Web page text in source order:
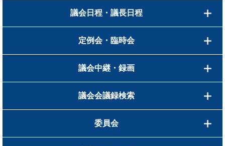
議会日程・議長日程
定例会・臨時会
議会中継・録画
議会会議録検索
委員会